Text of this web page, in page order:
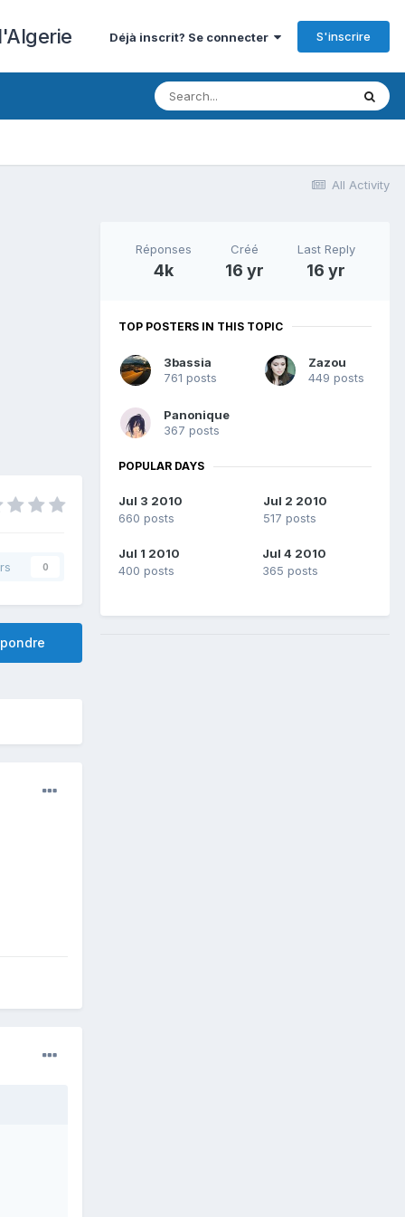
Déjà inscrit? Se connecter S'inscrire
All Activity
0
Réponses
4k
Créé
16 yr
Last Reply
16 yr
TOP POSTERS IN THIS TOPIC
3bassia
761 posts
Zazou
449 posts
Panonique
367 posts
POPULAR DAYS
Jul 3 2010
660 posts
Jul 2 2010
517 posts
Jul 1 2010
400 posts
Jul 4 2010
365 posts